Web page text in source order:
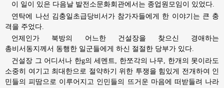
이 일이 있은 다음날 발전소문화회관에서는 종업원모임이 있었다.
연탁에 나선 김충일초급당비서가 참가자들에게 한 이야기는 큰 충
격을 주었다.
언제인가 북방의 어느한 건설장을 찾으신 경애하는
총비서동지께서 동행한 일군들에게 하신 절절한 당부가 있다.
건설장 그 어디서나 한g의 세멘트, 한쪼각의 나무, 한개의 못이라도
소중히 여기고 최대한으로 절약하기 위한 투쟁을 힘있게 전개하여 인
민들의 피땀으로 이루어지고 인민들의 뜨거운 마음에 떠받들려 나라